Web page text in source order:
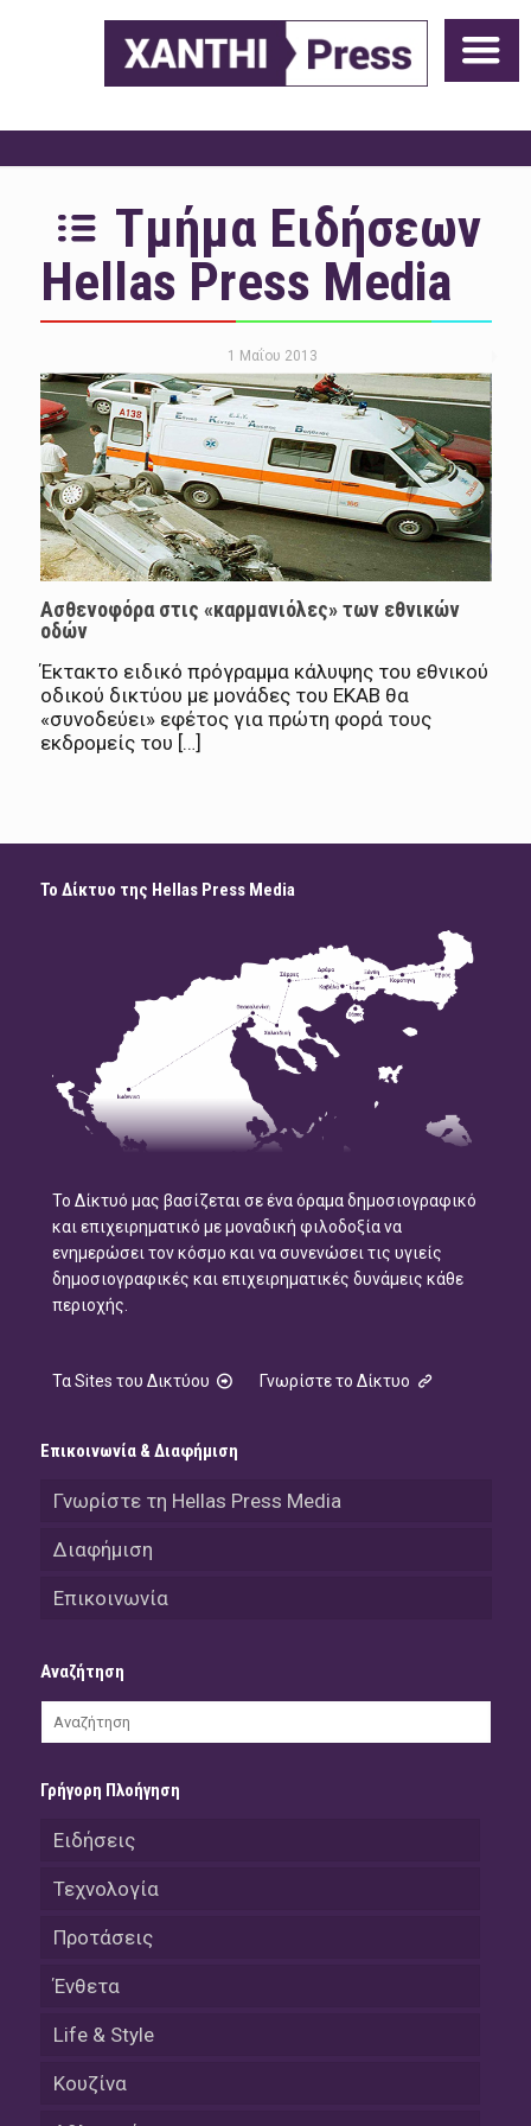
Τμήμα Ειδήσεων
Hellas Press Media
1 Μαΐου 2013
Ασθενοφόρα στις «καρμανιόλες» των εθνικών
οδών
Έκτακτο ειδικό πρόγραμμα κάλυψης του εθνικού
οδικού δικτύου με μονάδες του ΕΚΑΒ θα
«συνοδεύει» εφέτος για πρώτη φορά τους
εκδρομείς του […]
Το Δίκτυο της Hellas Press Media
Το Δίκτυό μας βασίζεται σε ένα όραμα δημοσιογραφικό
και επιχειρηματικό με μοναδική φιλοδοξία να
ενημερώσει τον κόσμο και να συνενώσει τις υγιείς
δημοσιογραφικές και επιχειρηματικές δυνάμεις κάθε
περιοχής.
Τα Sites του Δικτύου Γνωρίστε το Δίκτυο
Επικοινωνία & Διαφήμιση
Γνωρίστε τη Hellas Press Media
Διαφήμιση
Επικοινωνία
Αναζήτηση
Γρήγορη Πλοήγηση
Ειδήσεις
Τεχνολογία
Προτάσεις
Ένθετα
Life & Style
Κουζίνα